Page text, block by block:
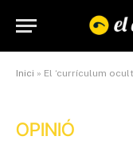
Inici » El ‘currículum
OPINIÓ